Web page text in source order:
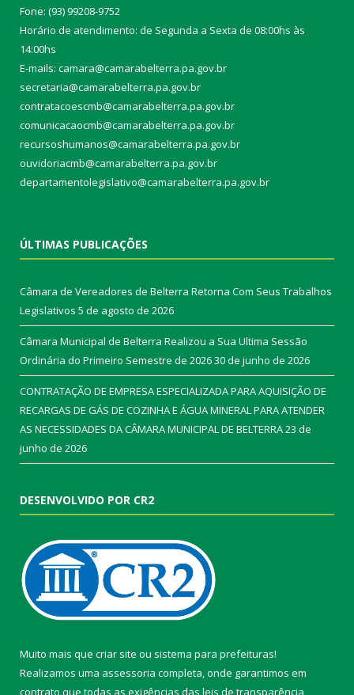
Fone: (93) 99208-9752
Horário de atendimento: de Segunda a Sexta de 08:00hs às
14:00hs
E-mails: camara@camarabelterra.pa.gov.br
secretaria@camarabelterra.pa.gov.br
contratacoescmb@camarabelterra.pa.gov.br
comunicacaocmb@camarabelterra.pa.gov.br
recursoshumanos@camarabelterra.pa.gov.br
ouvidoriacmb@camarabelterra.pa.gov.br
departamentolegislativo@camarabelterra.pa.gov.br
ÚLTIMAS PUBLICAÇÕES
Câmara de Vereadores de Belterra Retorna Com Seus Trabalhos
Legislativos 5 de agosto de 2026
Câmara Municipal de Belterra Realizou a Sua Ultima Sessão
Ordinária do Primeiro Semestre de 202630 de junho de 2026
CONTRATAÇÃO DE EMPRESA ESPECIALIZADA PARA AQUISIÇÃO DE
RECARGAS DE GÁS DE COZINHA E ÁGUA MINERAL PARA ATENDER
AS NECESSIDADES DA CÂMARA MUNICIPAL DE BELTERRA23 de
junho de 2026
DESENVOLVIDO POR CR2
Muito mais que criar site ou sistema para prefeituras!
Realizamos uma assessoria completa, onde garantimos em
contrato que todas as exigências das leis de transparência